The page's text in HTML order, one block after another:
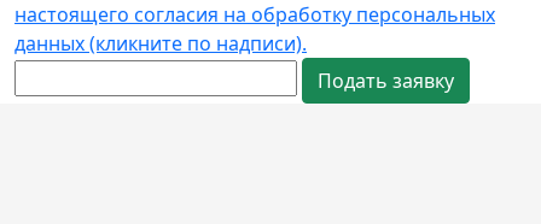
настоящего согласия на обработку персональных
данных (кликните по надписи).
Подать заявку